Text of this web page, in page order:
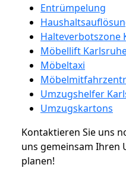
Entrümpelung
Halteverbotszone
Möbellift
Möbeltaxi
Umzugshelfer
Umzugskartons
Kontaktieren Sie uns
uns gemeinsam Ihren
planen!